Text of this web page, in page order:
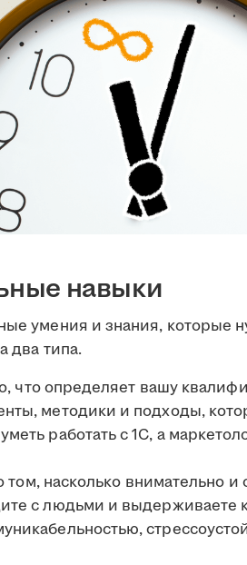
навыки
умения и знания, которые
два типа.
что определяет вашу
методики и подходы,
работать с 1С, а
насколько внимательно и
с людьми и выдерживаете